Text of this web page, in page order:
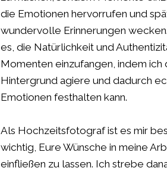
die Emotionen hervorrufen und
wundervolle Erinnerungen
es, die Natürlichkeit und
Momenten einzufangen, indem ich
Hintergrund agiere und dadurch
Emotionen festhalten kann.
Als Hochzeitsfotograf ist es mir
wichtig, Eure Wünsche in meine
einfließen zu lassen. Ich strebe